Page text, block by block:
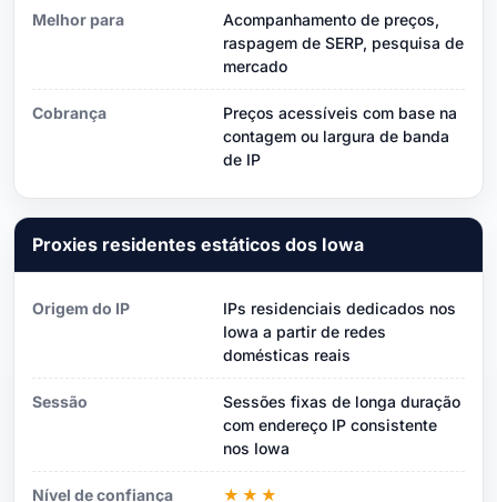
Melhor para
Acompanhamento de preços,
raspagem de SERP, pesquisa de
mercado
Cobrança
Preços acessíveis com base na
contagem ou largura de banda
de IP
Proxies residentes estáticos dos Iowa
Origem do IP
IPs residenciais dedicados nos
Iowa a partir de redes
domésticas reais
Sessão
Sessões fixas de longa duração
com endereço IP consistente
nos Iowa
Nível de confiança ★★★